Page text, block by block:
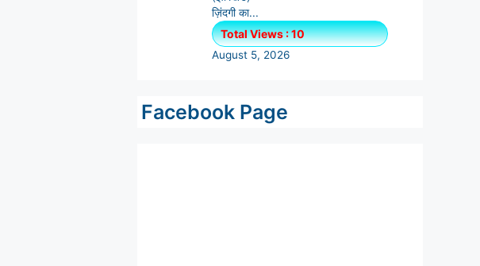
Facebook Page